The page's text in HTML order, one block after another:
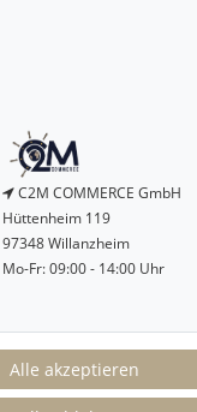
C2M COMMERCE GmbH
Hüttenheim 119
97348 Willanzheim
Mo-Fr: 09:00 - 14:00 Uhr
Persönlich:093 26 - 97 97 90
Alle akzeptieren